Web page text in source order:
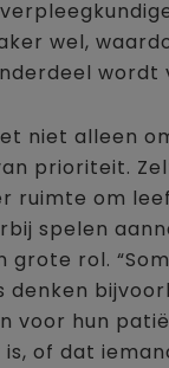
wel,
wordt
niet alleen
prioriteit.
ruimte om
spelen
grote rol.
denken
voor hun
of dat